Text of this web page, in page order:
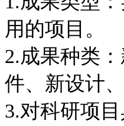
用的项目。
2.成果种类
件、新设计
3.对科研项